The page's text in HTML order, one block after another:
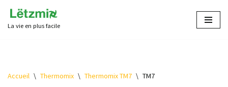
Aller
La vie en plus facile
Accueil \ Thermomix \ Thermomix TM7 \ TM7